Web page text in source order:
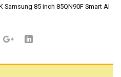
Samsung 85 inch 85QN90F Smart AI